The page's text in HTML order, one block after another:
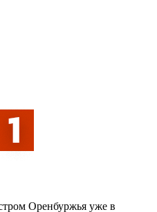
Оренбуржья уже в